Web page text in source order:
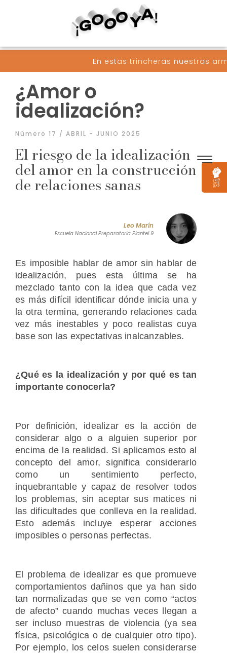
En estas trincheras nuestras armas son
¿Amor o
idealización?
Número 17 / ABRIL - JUNIO 2025
El riesgo de la idealización
del amor en la construcción
de relaciones sanas
Leo Marín
Escuela Nacional Preparatoria Plantel 9
Es imposible hablar de amor sin hablar de
idealización, pues esta última se ha
mezclado tanto con la idea que cada vez
es más difícil identificar dónde inicia una y
la otra termina, generando relaciones cada
vez más inestables y poco realistas cuya
base son las expectativas inalcanzables.
¿Qué es la idealización y por qué es tan
importante conocerla?
Por definición, idealizar es la acción de
considerar algo o a alguien superior por
encima de la realidad. Si aplicamos esto al
concepto del amor, significa considerarlo
como un sentimiento perfecto,
inquebrantable y capaz de resolver todos
los problemas, sin aceptar sus matices ni
las dificultades que conlleva en la realidad.
Esto además incluye esperar acciones
imposibles o personas perfectas.
El problema de idealizar es que promueve
comportamientos dañinos que ya han sido
tan normalizadas que se ven como “actos
de afecto” cuando muchas veces llegan a
ser incluso muestras de violencia (ya sea
física, psicológica o de cualquier otro tipo).
Por ejemplo, los celos suelen considerarse